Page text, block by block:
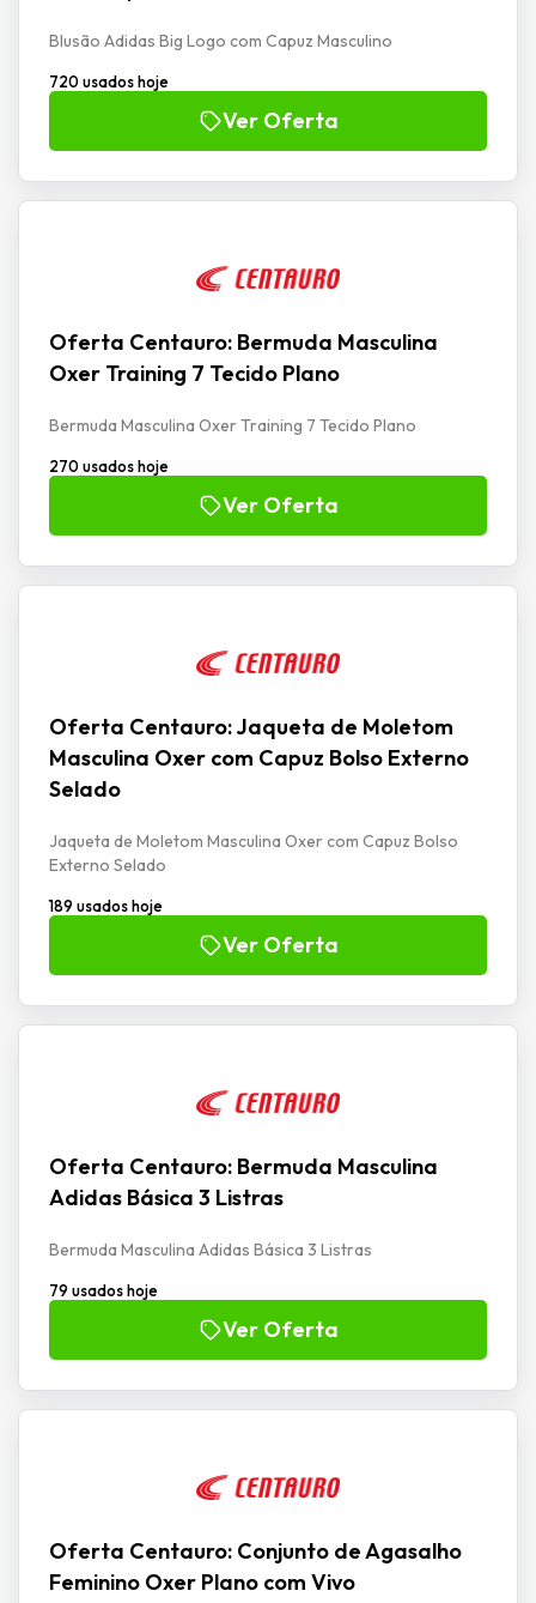
Blusão Adidas Big Logo com Capuz Masculino
720 usados hoje
Ver Oferta
Oferta Centauro: Bermuda Masculina
Oxer Training 7 Tecido Plano
Bermuda Masculina Oxer Training 7 Tecido Plano
270 usados hoje
Ver Oferta
Oferta Centauro: Jaqueta de Moletom
Masculina Oxer com Capuz Bolso Externo
Selado
Jaqueta de Moletom Masculina Oxer com Capuz Bolso
Externo Selado
189 usados hoje
Ver Oferta
Oferta Centauro: Bermuda Masculina
Adidas Básica 3 Listras
Bermuda Masculina Adidas Básica 3 Listras
79 usados hoje
Ver Oferta
Oferta Centauro: Conjunto de Agasalho
Feminino Oxer Plano com Vivo